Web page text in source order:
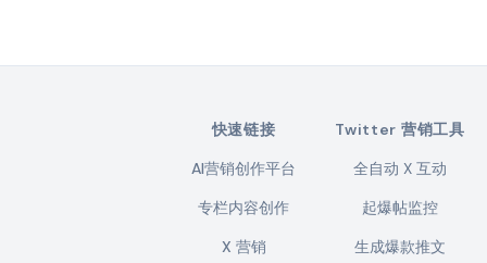
快速链接
AI营销创作平台
专栏内容创作
X 营销
Twitter 营销工具
全自动 X 互动
起爆帖监控
生成爆款推文